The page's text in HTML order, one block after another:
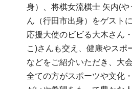
身）、将棋女流棋士 矢内(や
ん（行田市出身）をゲスト
応援大使のビビる大木さん
こ)さんも交え、健康やスポ
などをご紹介いただき、大
全ての方がスポーツや文化